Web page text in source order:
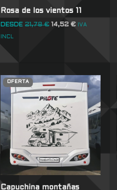
Rosa de los vientos 11
DESDE 21,78€ 14,52€ IVA
INCL
OFERTA
Capuchina montañas